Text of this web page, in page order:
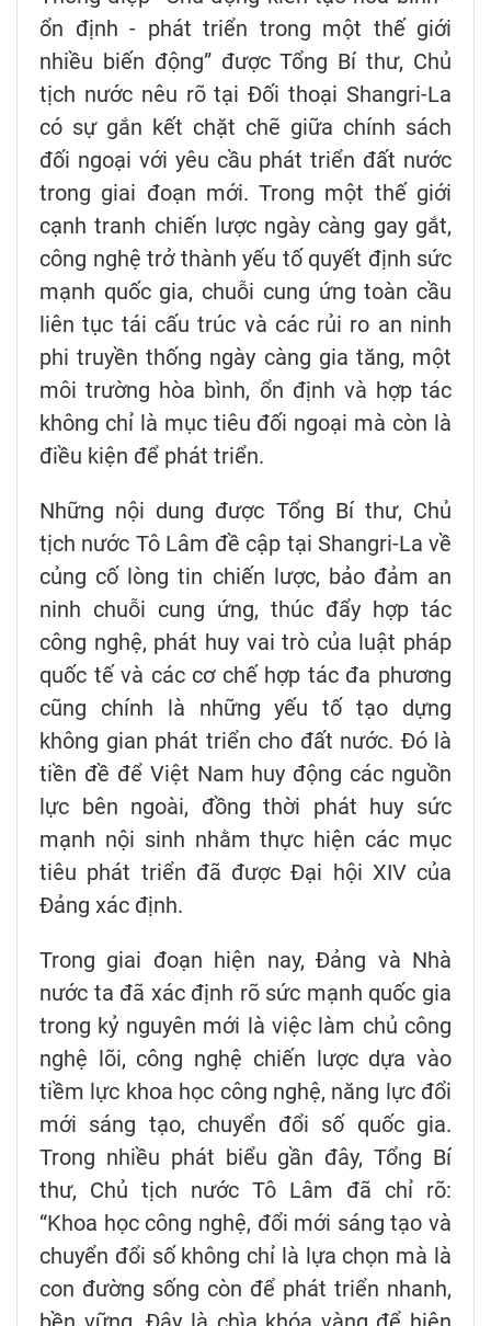
ổn định - phát triển trong một thế giới
nhiều biến động” được Tổng Bí thư, Chủ
tịch nước nêu rõ tại Đối thoại Shangri-La
có sự gắn kết chặt chẽ giữa chính sách
đối ngoại với yêu cầu phát triển đất nước
trong giai đoạn mới. Trong một thế giới
cạnh tranh chiến lược ngày càng gay gắt,
công nghệ trở thành yếu tố quyết định sức
mạnh quốc gia, chuỗi cung ứng toàn cầu
liên tục tái cấu trúc và các rủi ro an ninh
phi truyền thống ngày càng gia tăng, một
môi trường hòa bình, ổn định và hợp tác
không chỉ là mục tiêu đối ngoại mà còn là
điều kiện để phát triển.
Những nội dung được Tổng Bí thư, Chủ
tịch nước Tô Lâm đề cập tại Shangri-La về
củng cố lòng tin chiến lược, bảo đảm an
ninh chuỗi cung ứng, thúc đẩy hợp tác
công nghệ, phát huy vai trò của luật pháp
quốc tế và các cơ chế hợp tác đa phương
cũng chính là những yếu tố tạo dựng
không gian phát triển cho đất nước. Đó là
tiền đề để Việt Nam huy động các nguồn
lực bên ngoài, đồng thời phát huy sức
mạnh nội sinh nhằm thực hiện các mục
tiêu phát triển đã được Đại hội XIV của
Đảng xác định.
Trong giai đoạn hiện nay, Đảng và Nhà
nước ta đã xác định rõ sức mạnh quốc gia
trong kỷ nguyên mới là việc làm chủ công
nghệ lõi, công nghệ chiến lược dựa vào
tiềm lực khoa học công nghệ, năng lực đổi
mới sáng tạo, chuyển đổi số quốc gia.
Trong nhiều phát biểu gần đây, Tổng Bí
thư, Chủ tịch nước Tô Lâm đã chỉ rõ:
“Khoa học công nghệ, đổi mới sáng tạo và
chuyển đổi số không chỉ là lựa chọn mà là
con đường sống còn để phát triển nhanh,